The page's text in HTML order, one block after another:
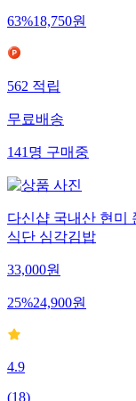
63%18,750원
562적립
무료배송
141명구매중
다신샵 국내산 현미
식단 심각김밥
33,000원
25%24,900원
4.9